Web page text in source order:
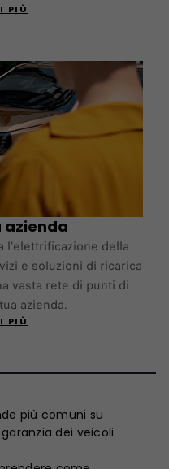
PIÙ
azienda
l'elettrificazione della
e soluzioni di ricarica
vasta rete di punti di
azienda.
PIÙ
più comuni su
dei veicoli